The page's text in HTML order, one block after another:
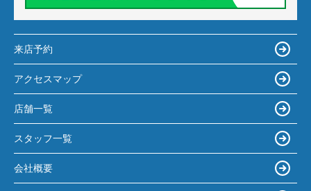
来店予約
アクセスマップ
店舗一覧
スタッフ一覧
会社概要